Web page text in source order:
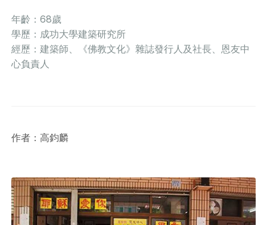
年齡：68歲
學歷：成功大學建築研究所
經歷：建築師、《佛教文化》雜誌發行人及社長、恩友中
心負責人
作者：高鈞麟